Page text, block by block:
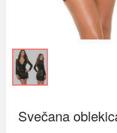
Svečana